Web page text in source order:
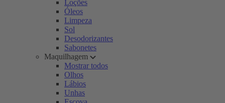
Loções
Óleos
Limpeza
Sol
Desodorizantes
Sabonetes
Maquilhagem
Mostrar todos
Olhos
Lábios
Unhas